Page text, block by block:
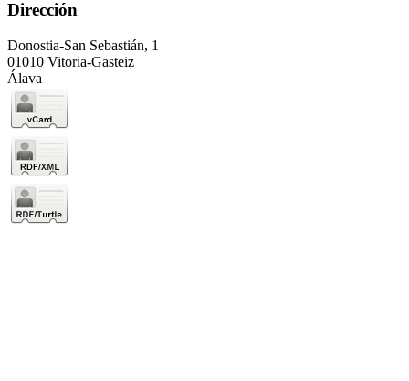
Dirección
Donostia-San Sebastián, 1
01010 Vitoria-Gasteiz
Álava